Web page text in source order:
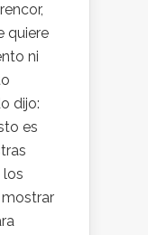
quiere
ni
dijo:
es
los